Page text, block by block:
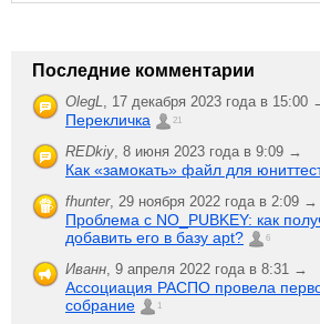
Последние комментарии
OlegL, 17 декабря 2023 года в 15:00
Перекличка 21
REDkiy, 8 июня 2023 года в 9:09 →
Как «замокать» файл для
fhunter, 29 ноября 2022 года в 2:09 →
Проблема с NO_PUBKEY: как
добавить его в базу apt?
6
Иванн, 9 апреля 2022 года в 8:31 →
Ассоциация РАСПО провела
собрание
1